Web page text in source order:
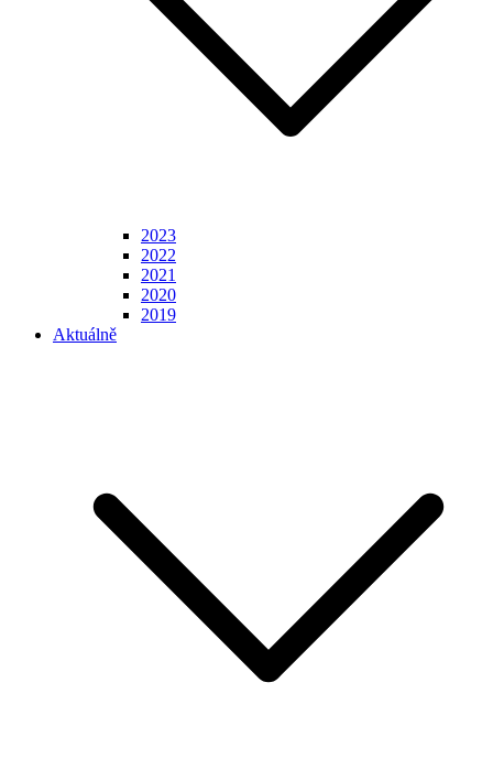
2023
2022
2021
2020
2019
Aktuálně